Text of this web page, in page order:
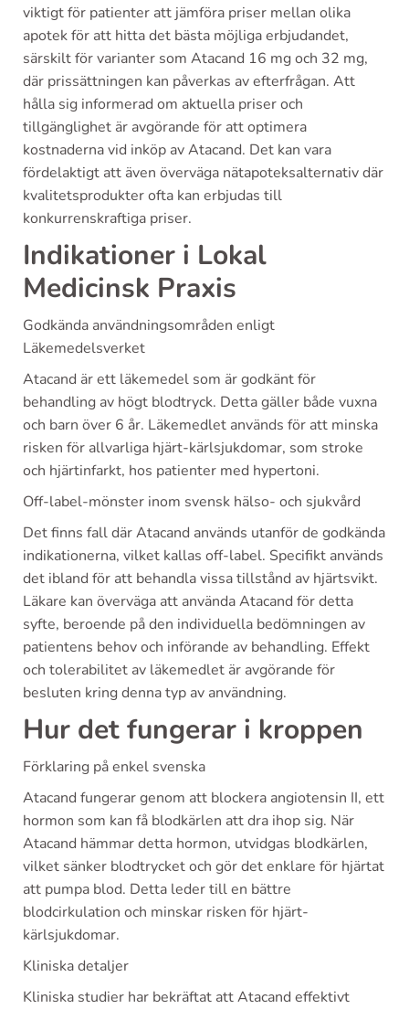
viktigt för patienter att jämföra priser mellan olika
apotek för att hitta det bästa möjliga erbjudandet,
särskilt för varianter som Atacand 16 mg och 32 mg,
där prissättningen kan påverkas av efterfrågan. Att
hålla sig informerad om aktuella priser och
tillgänglighet är avgörande för att optimera
kostnaderna vid inköp av Atacand. Det kan vara
fördelaktigt att även överväga nätapoteksalternativ där
kvalitetsprodukter ofta kan erbjudas till
konkurrenskraftiga priser.
Indikationer i Lokal
Medicinsk Praxis
Godkända användningsområden enligt
Läkemedelsverket
Atacand är ett läkemedel som är godkänt för
behandling av högt blodtryck. Detta gäller både vuxna
och barn över 6 år. Läkemedlet används för att minska
risken för allvarliga hjärt-kärlsjukdomar, som stroke
och hjärtinfarkt, hos patienter med hypertoni.
Off-label-mönster inom svensk hälso- och sjukvård
Det finns fall där Atacand används utanför de godkända
indikationerna, vilket kallas off-label. Specifikt används
det ibland för att behandla vissa tillstånd av hjärtsvikt.
Läkare kan överväga att använda Atacand för detta
syfte, beroende på den individuella bedömningen av
patientens behov och införande av behandling. Effekt
och tolerabilitet av läkemedlet är avgörande för
besluten kring denna typ av användning.
Hur det fungerar i kroppen
Förklaring på enkel svenska
Atacand fungerar genom att blockera angiotensin II, ett
hormon som kan få blodkärlen att dra ihop sig. När
Atacand hämmar detta hormon, utvidgas blodkärlen,
vilket sänker blodtrycket och gör det enklare för hjärtat
att pumpa blod. Detta leder till en bättre
blodcirkulation och minskar risken för hjärt-
kärlsjukdomar.
Kliniska detaljer
Kliniska studier har bekräftat att Atacand effektivt